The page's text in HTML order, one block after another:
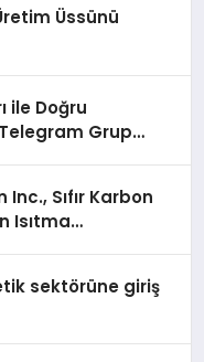
Üssünü
ile Doğru
Grup
Sıfır Karbon
Isıtma
sektörüne giriş